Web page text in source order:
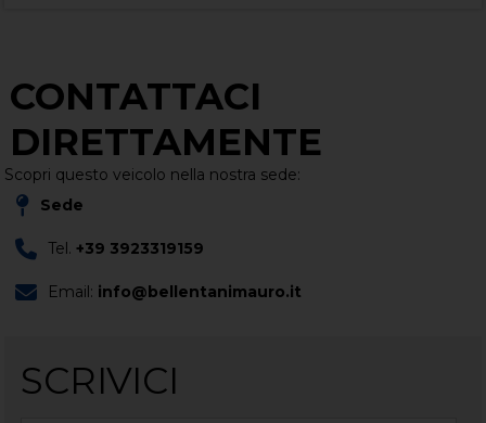
CONTATTACI
DIRETTAMENTE
Scopri questo veicolo nella nostra sede:
Sede
Tel.+39 3923319159
Email: info@bellentanimauro.it
SCRIVICI